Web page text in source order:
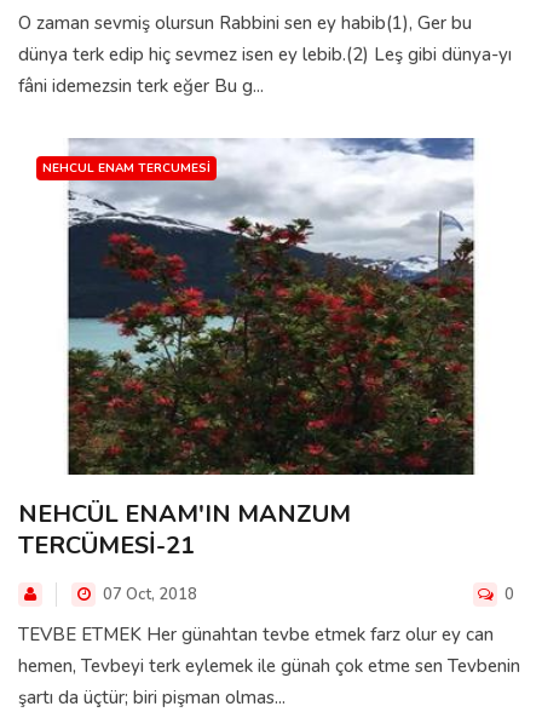
O zaman sevmiş olursun Rabbini sen ey habib(1), Ger bu
dünya terk edip hiç sevmez isen ey lebib.(2) Leş gibi dünya-yı
fâni idemezsin terk eğer Bu g...
NEHCUL ENAM TERCUMESI
NEHCÜL ENAM'IN MANZUM
TERCÜMESİ-21
07 Oct, 2018 0
TEVBE ETMEK Her günahtan tevbe etmek farz olur ey can
hemen, Tevbeyi terk eylemek ile günah çok etme sen Tevbenin
şartı da üçtür; biri pişman olmas...